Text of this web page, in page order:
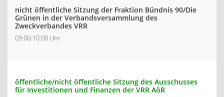
nicht öffentliche Sitzung der Fraktion Bündnis 90/Die
Grünen in der Verbandsversammlung des
Zweckverbandes VRR
09:00-10:00 Uhr
öffentliche/nicht öffentliche Sitzung des Ausschusses
für Investitionen und Finanzen der VRR AöR